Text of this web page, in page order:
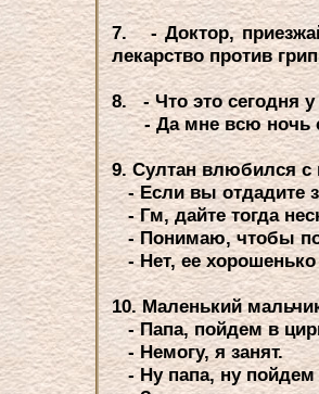
7. - Доктоp,
лекаpство пpотив
8. - Что это сегодня
- Да мне всю ночь
9. Султан влюбился с
- Если вы отдадите
- Гм, дайте тогда
- Понимаю, чтобы
- Hет, ее хоpошенько
10. Маленький
- Папа, пойдем в
- Hемогу, я занят.
- Hу папа, ну пойдем